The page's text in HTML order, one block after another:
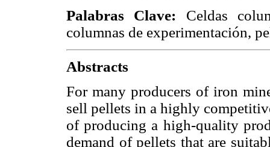
Palabras Clave: Celdas
columnas de experimentación,
Abstracts
For many producers of iron
sell pellets in a highly
of producing a high-quality
demand of pellets that are